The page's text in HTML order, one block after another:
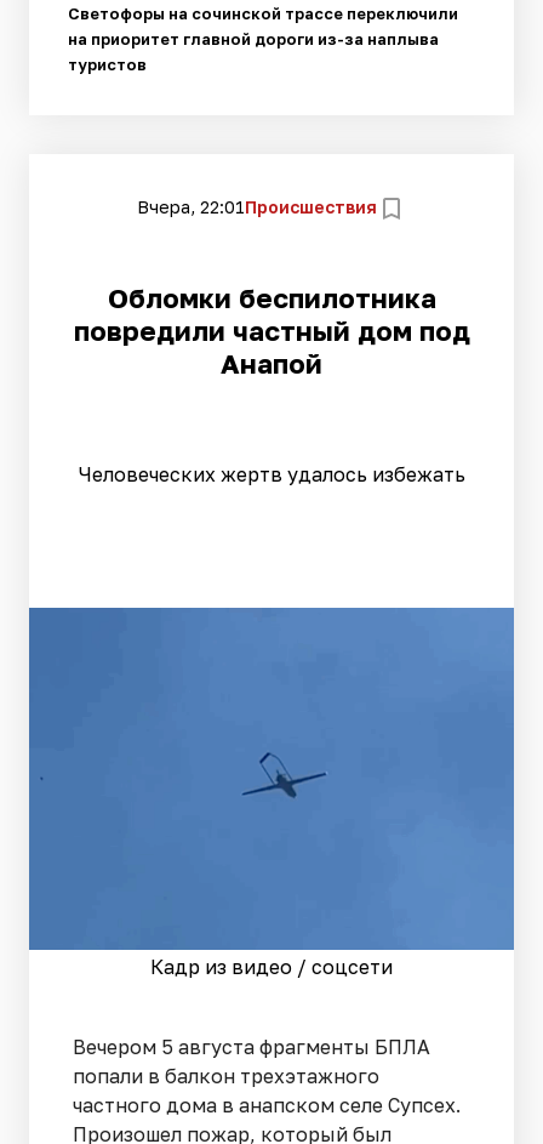
Светофоры на сочинской трассе переключили
на приоритет главной дороги из-за наплыва
туристов
Вчера, 22:01Происшествия
Обломки беспилотника
повредили частный дом под
Анапой
Человеческих жертв удалось избежать
Кадр из видео / соцсети
Вечером 5 августа фрагменты БПЛА
попали в балкон трехэтажного
частного дома в анапском селе Супсех.
Произошел пожар, который был